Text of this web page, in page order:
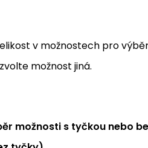
v možnostech pro
možnost jiná.
možnosti s tyčkou nebo